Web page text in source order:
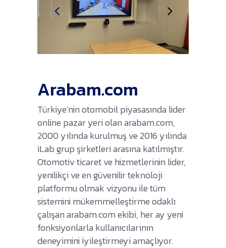
Arabam.com
Türkiye’nin otomobil piyasasında lider
online pazar yeri olan arabam.com,
2000 yılında kurulmuş ve 2016 yılında
iLab grup şirketleri arasına katılmıştır.
Otomotiv ticaret ve hizmetlerinin lider,
yenilikçi ve en güvenilir teknoloji
platformu olmak vizyonu ile tüm
sistemini mükemmelleştirme odaklı
çalışan arabam.com ekibi, her ay yeni
fonksiyonlarla kullanıcılarının
deneyimini iyileştirmeyi amaçlıyor.